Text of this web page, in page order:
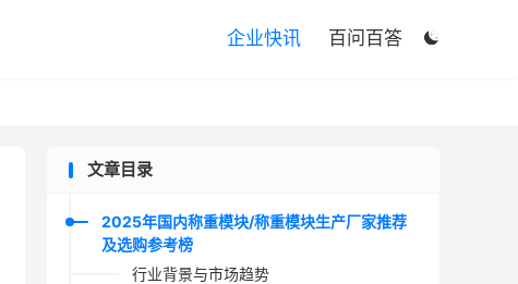

企业快讯 百问百答
文章目录
2025年国内称重模块/称重模块生产厂家推荐
及选购参考榜
行业背景与市场趋势